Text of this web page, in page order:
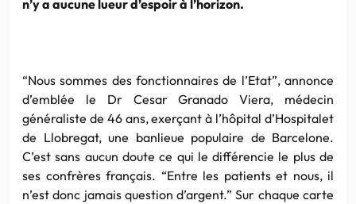
n’y a aucune lueur d’espoir à l’horizon.
“Nous sommes des fonctionnaires de l’Etat”, annonce
d’emblée le Dr Cesar Granado Viera, médecin
généraliste de 46 ans, exerçant à l’hôpital d’Hospitalet
de Llobregat, une banlieue populaire de Barcelone.
C’est sans aucun doute ce qui le différencie le plus de
ses confrères français. “Entre les patients et nous, il
n’est donc jamais question d’argent.” Sur chaque carte